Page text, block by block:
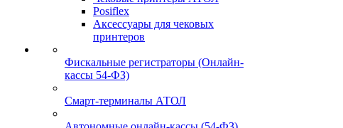
Posiflex
Аксессуары для чековых
принтеров
Фискальные регистраторы (Онлайн-
кассы 54-ФЗ)
Смарт-терминалы АТОЛ